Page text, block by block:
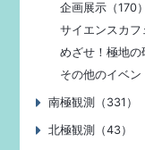
企画展示（170）
サイエンスカフ
めざせ！極地の
その他のイベン
南極観測（331）
北極観測（43）